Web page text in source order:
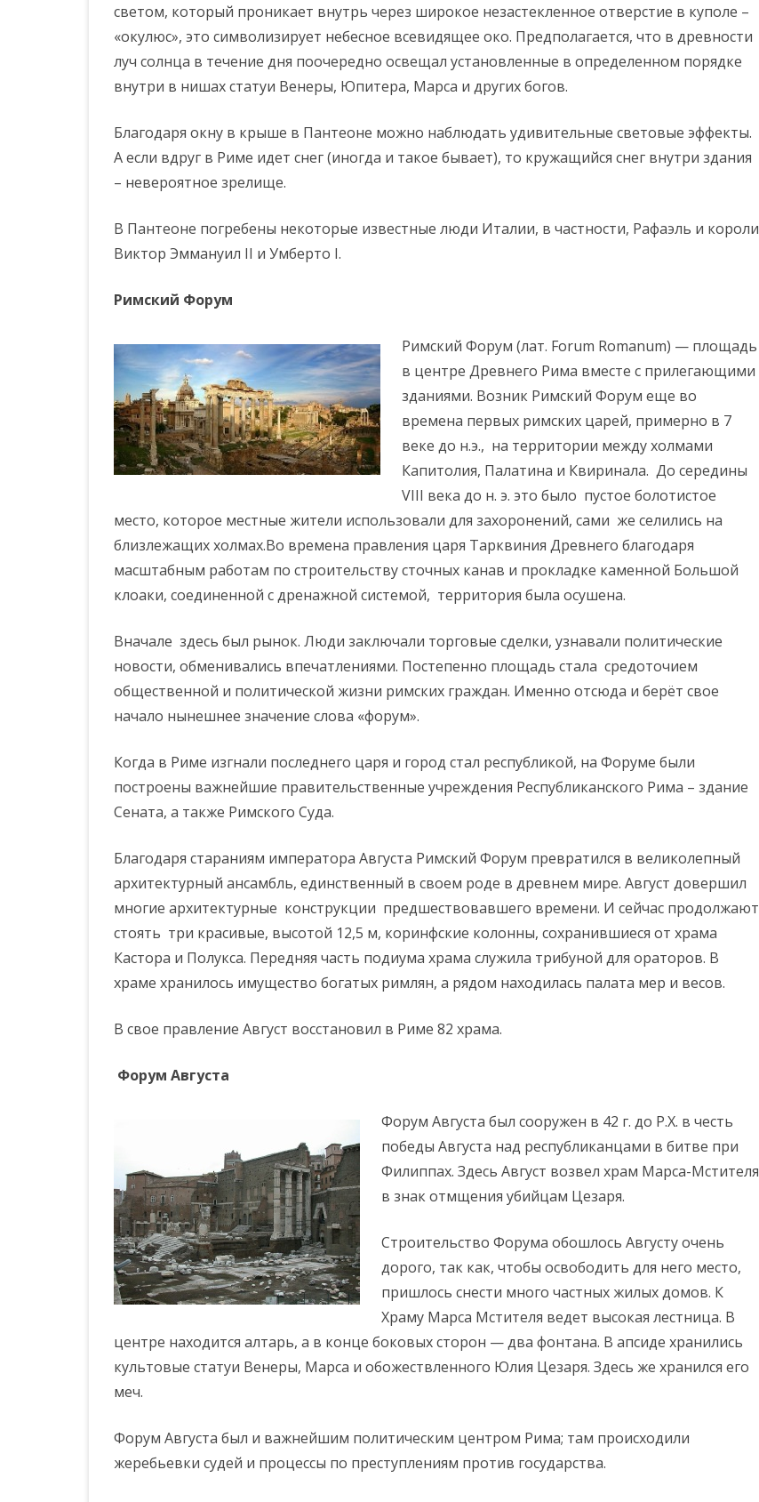
светом, который проникает внутрь через широкое незастекленное отверстие в куполе –
«окулюс», это символизирует небесное всевидящее око. Предполагается, что в древности
луч солнца в течение дня поочередно освещал установленные в определенном порядке
внутри в нишах статуи Венеры, Юпитера, Марса и других богов.
Благодаря окну в крыше в Пантеоне можно наблюдать удивительные световые эффекты.
А если вдруг в Риме идет снег (иногда и такое бывает), то кружащийся снег внутри здания
– невероятное зрелище.
В Пантеоне погребены некоторые известные люди Италии, в частности, Рафаэль и короли
Виктор Эммануил II и Умберто I.
Римский Форум
Римский Форум (лат. Forum Romanum) — площадь
в центре Древнего Рима вместе с прилегающими
зданиями. Возник Римский Форум еще во
времена первых римских царей, примерно в 7
веке до н.э., на территории между холмами
Капитолия, Палатина и Квиринала. До середины
VIII века до н. э. это было пустое болотистое
место, которое местные жители использовали для захоронений, сами же селились на
близлежащих холмах.Во времена правления царя Тарквиния Древнего благодаря
масштабным работам по строительству сточных канав и прокладке каменной Большой
клоаки, соединенной с дренажной системой, территория была осушена.
Вначале здесь был рынок. Люди заключали торговые сделки, узнавали политические
новости, обменивались впечатлениями. Постепенно площадь стала средоточием
общественной и политической жизни римских граждан. Именно отсюда и берёт свое
начало нынешнее значение слова «форум».
Когда в Риме изгнали последнего царя и город стал республикой, на Форуме были
построены важнейшие правительственные учреждения Республиканского Рима – здание
Сената, а также Римского Суда.
Благодаря стараниям императора Августа Римский Форум превратился в великолепный
архитектурный ансамбль, единственный в своем роде в древнем мире. Август довершил
многие архитектурные конструкции предшествовавшего времени. И сейчас продолжают
стоять три красивые, высотой 12,5 м, коринфские колонны, сохранившиеся от храма
Кастора и Полукса. Передняя часть подиума храма служила трибуной для ораторов. В
храме хранилось имущество богатых римлян, а рядом находилась палата мер и весов.
В свое правление Август восстановил в Риме 82 храма.
Форум Августа
Форум Августа был сооружен в 42 г. до Р.Х. в честь
победы Августа над республиканцами в битве при
Филиппах. Здесь Август возвел храм Марса-Мстителя
в знак отмщения убийцам Цезаря.
Строительство Форума обошлось Августу очень
дорого, так как, чтобы освободить для него место,
пришлось снести много частных жилых домов. К
Храму Марса Мстителя ведет высокая лестница. В
центре находится алтарь, а в конце боковых сторон — два фонтана. В апсиде хранились
культовые статуи Венеры, Марса и обожествленного Юлия Цезаря. Здесь же хранился его
меч.
Форум Августа был и важнейшим политическим центром Рима; там происходили
жеребьевки судей и процессы по преступлениям против государства.